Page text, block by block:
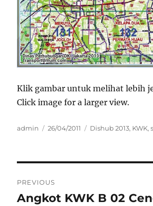
Klik gambar untuk melihat lebih
Click image for a larger view.
Author
admin
Posted
26/04/2011 Categories
Dishub 2013, KWK,
navigation
PREVIOUS
Previous
Angkot KWK B 02